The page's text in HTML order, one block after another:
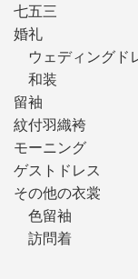
七五三
婚礼
ウェディングド
和装
留袖
紋付羽織袴
モーニング
ゲストドレス
その他の衣裳
色留袖
訪問着